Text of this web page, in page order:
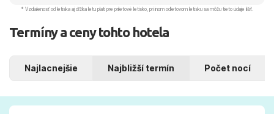
* Vzdialenosť od letiska aj dľžka letu platí pre príletové letisko, pri inom odletovom letisku sa môžu tieto údaje líšiť.
Termíny a ceny tohto hotela
Najlacnejšie Najbližší termín Počet nocí